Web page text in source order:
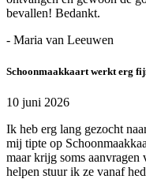
bevallen! Bedankt.
- Maria van Leeuwen
Schoonmaakkaart werkt erg
10 juni 2026
Ik heb erg lang gezocht
mij tipte op
maar krijg soms
helpen stuur ik ze vanaf